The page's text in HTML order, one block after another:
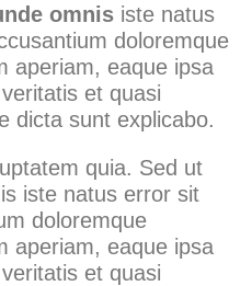
omnis iste natus
doloremque
aperiam, eaque ipsa
et quasi
dicta sunt explicabo.
quia. Sed ut
iste natus error sit
doloremque
aperiam, eaque ipsa
et quasi